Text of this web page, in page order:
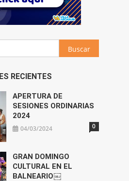
Buscar:
RECIENTES
APERTURA DE
SESIONES ORDINARIAS
2024
04/03/2024 0
GRAN DOMINGO
CULTURAL EN EL
BALNEARIO￼